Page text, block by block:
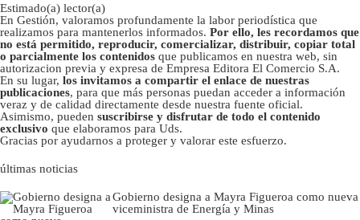
Estimado(a) lector(a)
En Gestión, valoramos profundamente la labor periodística que
realizamos para mantenerlos informados. Por ello, les recordamos que
no está permitido, reproducir, comercializar, distribuir, copiar total
o parcialmente los contenidos que publicamos en nuestra web, sin
autorizacion previa y expresa de Empresa Editora El Comercio S.A.
En su lugar, los invitamos a compartir el enlace de nuestras
publicaciones, para que más personas puedan acceder a información
veraz y de calidad directamente desde nuestra fuente oficial.
Asimismo, pueden suscribirse y disfrutar de todo el contenido
exclusivo que elaboramos para Uds.
Gracias por ayudarnos a proteger y valorar este esfuerzo.
últimas noticias
Gobierno designa a Mayra Figueroa como nueva
viceministra de Energía y Minas